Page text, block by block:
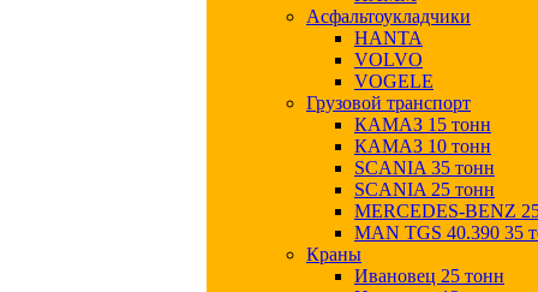
Асфальтоукладчики
HANTA
VOLVO
VOGELE
Грузовой транспорт
КАМАЗ 15 тонн
КАМАЗ 10 тонн
SCANIA 35 тонн
SCANIA 25 тонн
MERCEDES-BENZ
MAN TGS 40.390 35
Краны
Ивановец 25 тонн